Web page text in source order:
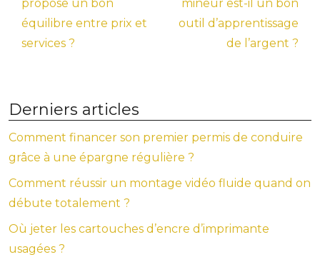
propose un bon
équilibre entre prix et
services ?
mineur est-il un bon
outil d’apprentissage
de l’argent ?
Derniers articles
Comment financer son premier permis de conduire
grâce à une épargne régulière ?
Comment réussir un montage vidéo fluide quand on
débute totalement ?
Où jeter les cartouches d’encre d’imprimante
usagées ?